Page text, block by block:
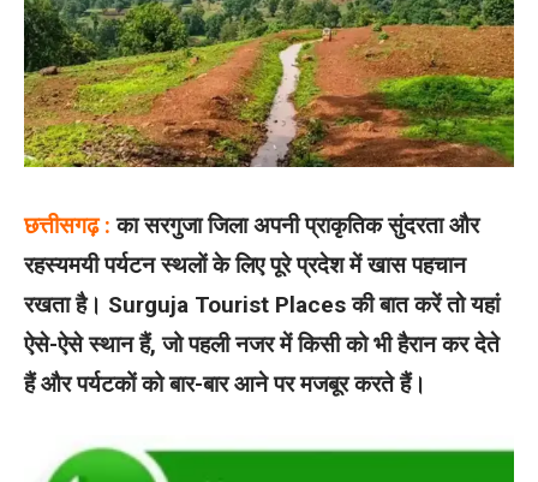
छत्तीसगढ़ : का सरगुजा जिला अपनी प्राकृतिक सुंदरता और
रहस्यमयी पर्यटन स्थलों के लिए पूरे प्रदेश में खास पहचान
रखता है। Surguja Tourist Places की बात करें तो यहां
ऐसे-ऐसे स्थान हैं, जो पहली नजर में किसी को भी हैरान कर देते
हैं और पर्यटकों को बार-बार आने पर मजबूर करते हैं।